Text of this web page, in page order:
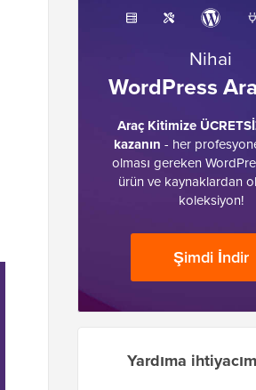
Nihai
WordPress
Araç Kitimize
kazanın - her
olması gereken
ürün ve kaynaklardan
koleksiyon!
Şimdi İndir
Yardıma